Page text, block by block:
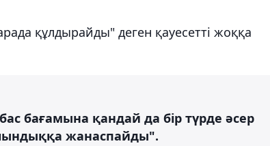
құлдырайды" деген қауесетті жоққа
бағамына қандай да бір түрде әсер
жанаспайды".